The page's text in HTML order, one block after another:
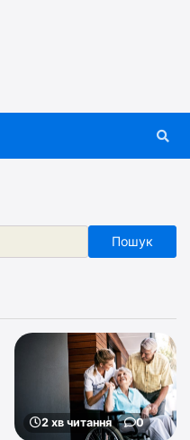
Пошук
2 хв читання 0